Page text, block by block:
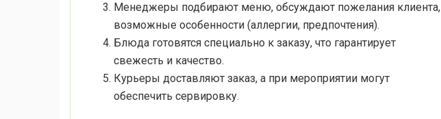
Менеджеры подбирают меню, обсуждают пожелания клиента,
возможные особенности (аллергии, предпочтения).
Блюда готовятся специально к заказу, что гарантирует
свежесть и качество.
Курьеры доставляют заказ, а при мероприятии могут
обеспечить сервировку.